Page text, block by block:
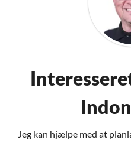
Jeg kan hjælpe med at